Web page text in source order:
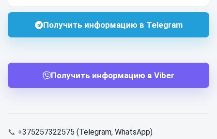
Получить информацию в Telegram
Получить информацию в Viber
📞 +375257322575 (Telegram, WhatsApp)